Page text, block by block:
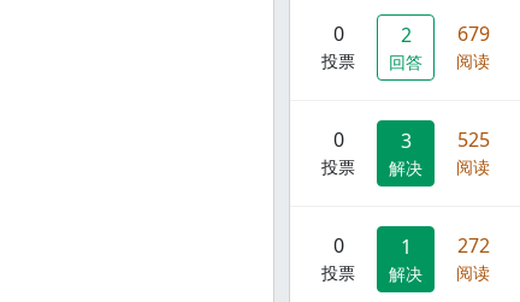
0
投票
2
回答
679
阅读
0
投票
3
解决
525
阅读
0
投票
1
解决
272
阅读